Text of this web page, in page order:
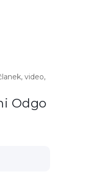
video,
Odgo